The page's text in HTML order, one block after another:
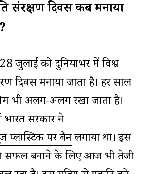
संरक्षण दिवस कब मनाया
जुलाई को दुनियाभर में विश्व
दिवस मनाया जाता है। हर साल
भी अलग-अलग रखा जाता है।
सरकार ने
प्लास्टिक पर बैनलगाया था। इस
सफल बनाने के लिए आज भी तेजी